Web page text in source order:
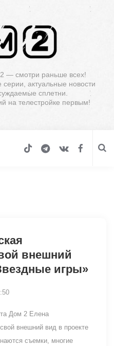
— смотри раньше всех!
актуальные новости
сплетни.
на телестройке первым!
внешний
игры»
Дом 2 Елена
внешний вид в проекте
съемки, многие